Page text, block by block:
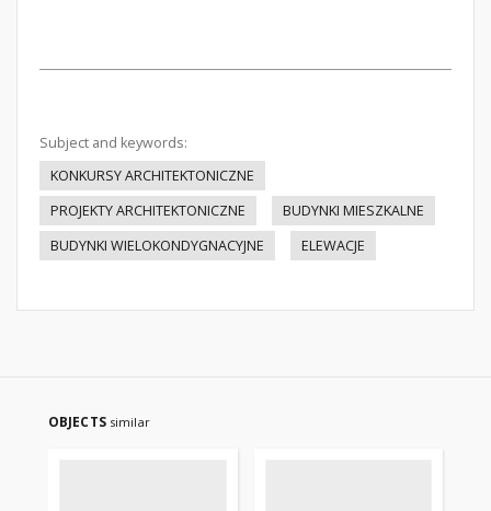
Subject and keywords:
KONKURSY ARCHITEKTONICZNE
PROJEKTY ARCHITEKTONICZNE
BUDYNKI MIESZKALNE
BUDYNKI WIELOKONDYGNACYJNE
ELEWACJE
OBJECTS similar